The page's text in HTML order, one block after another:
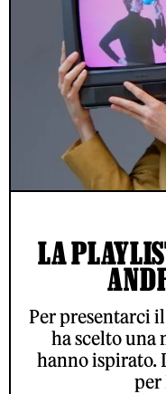
LA
Per presentarci
ha scelto una
hanno ispirato.
per